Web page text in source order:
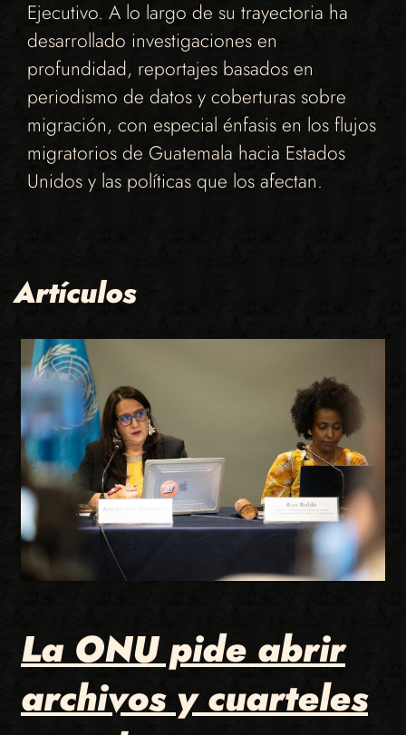
Ejecutivo. A lo largo de su trayectoria ha
desarrollado investigaciones en
profundidad, reportajes basados en
periodismo de datos y coberturas sobre
migración, con especial énfasis en los flujos
migratorios de Guatemala hacia Estados
Unidos y las políticas que los afectan.
Artículos
La ONU pide abrir
archivos y cuarteles